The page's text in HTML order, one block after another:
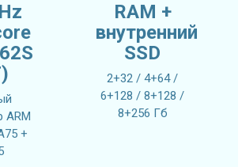
ARM
+
RAM +
внутренний
SSD
2+32 / 4+64 /
6+128 / 8+128 /
8+256 Гб